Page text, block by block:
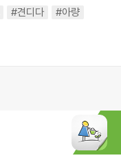
#견디다
#아량